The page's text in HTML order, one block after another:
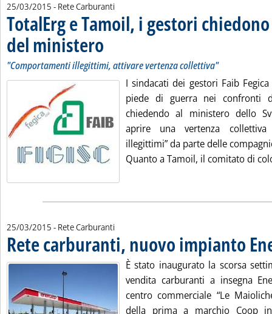
25/03/2015 - Rete Carburanti
TotalErg e Tamoil, i gestori
del ministero . Sottotitolo: "Comportamenti illegittimi, attivare vertenza
. Pubblicata mercoledì 25 marzo 2015 alle 12.40.
"Comportamenti illegittimi, attivare vertenza collettiva"
I sindacati dei gestori Faib
piede di guerra nei confronti
chiedendo al ministero dello
aprire una vertenza collettiva
illegittimi” da parte delle
Quanto a Tamoil, il comitato di
25/03/2015 - Rete Carburanti
Rete carburanti, nuovo impianto
È stato inaugurato la scorsa
vendita carburanti a insegna
centro commerciale “Le
della prima a marchio Coop